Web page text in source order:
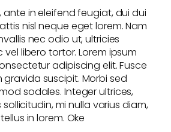
ante in eleifend feugiat, dui dui
nisl neque eget lorem. Nam
nec odio ut, ultricies
vel libero tortor. Lorem ipsum
adipiscing elit. Fusce
suscipit. Morbi sed
sodales. Integer ultrices,
mi nulla varius diam,
in lorem. Oke